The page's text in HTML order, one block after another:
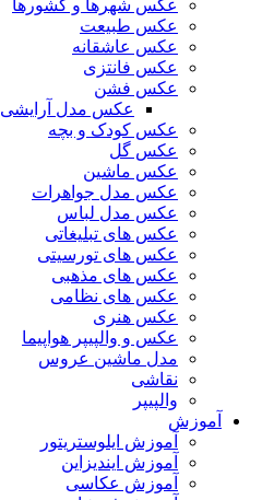
عکس شهرها و کشورها
عکس طبیعت
عکس عاشقانه
عکس فانتزی
عکس فشن
عکس مدل آرایشی
عکس کودک و بچه
عکس گل
عکس ماشین
عکس مدل جواهرات
عکس مدل لباس
عکس های تبلیغاتی
عکس های تورسیتی
عکس های مذهبی
عکس های نظامی
عکس هنری
عکس و والپیپر هواپیما
مدل ماشین عروس
نقاشی
والپیپر
آموزش
آموزش ایلوستریتور
آموزش ایندیزاین
آموزش عکاسی